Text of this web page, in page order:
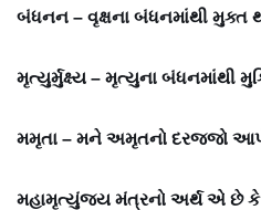
બંધનન – વૃક્ષના બંધનમાંથી મુક્ત
મૃત્યુર્મુક્ષ્ય – મૃત્યુના બંધનમાંથી
મમૃતા – મને અમૃતનો દરજ્જો
મહામૃત્યુંજય મંત્રનો અર્થ એ છે કે